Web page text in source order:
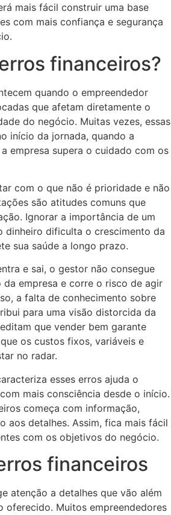
mais fácil construir uma base
com mais confiança e segurança
financeiros?
quando o empreendedor
que afetam diretamente o
do negócio. Muitas vezes, essas
início da jornada, quando a
empresa supera o cuidado com os
com o que não é prioridade e não
são atitudes comuns que
Ignorar a importância de um
dinheiro dificulta o crescimento da
sua saúde a longo prazo.
e sai, o gestor não consegue
da empresa e corre o risco de agir
a falta de conhecimento sobre
para uma visão distorcida da
que vender bem garante
os custos fixos, variáveis e
no radar.
esses erros ajuda o
mais consciência desde o início.
começa com informação,
aos detalhes. Assim, fica mais fácil
com os objetivos do negócio.
financeiros
atenção a detalhes que vão além
oferecido. Muitos empreendedores